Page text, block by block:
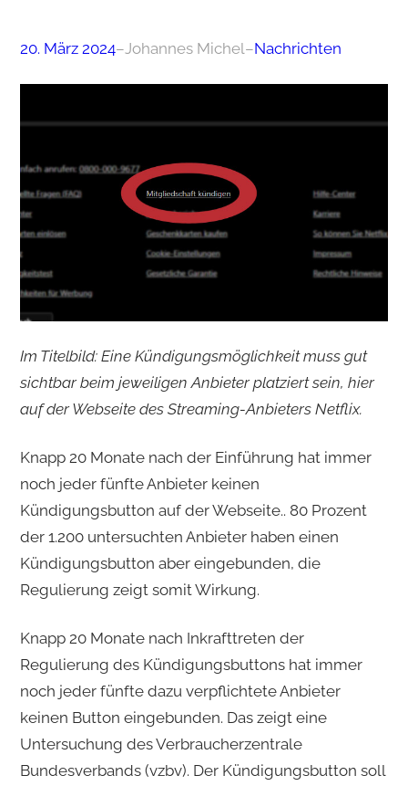
20. März 2024–Johannes Michel–Nachrichten
Im Titelbild: Eine Kündigungsmöglichkeit muss gut
sichtbar beim jeweiligen Anbieter platziert sein, hier
auf der Webseite des Streaming-Anbieters Netflix.
Knapp 20 Monate nach der Einführung hat immer
noch jeder fünfte Anbieter keinen
Kündigungsbutton auf der Webseite.. 80 Prozent
der 1.200 untersuchten Anbieter haben einen
Kündigungsbutton aber eingebunden, die
Regulierung zeigt somit Wirkung.
Knapp 20 Monate nach Inkrafttreten der
Regulierung des Kündigungsbuttons hat immer
noch jeder fünfte dazu verpflichtete Anbieter
keinen Button eingebunden. Das zeigt eine
Untersuchung des Verbraucherzentrale
Bundesverbands (vzbv). Der Kündigungsbutton soll